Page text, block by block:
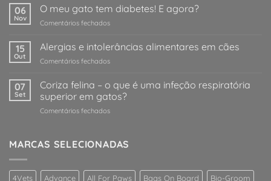
meu
/
comeu
O
que
06
Nov
O meu gato tem diabetes! E agora?
Comentários fechadosem
meu
tem
E
agora?
15
Out
Alergias e intolerâncias alimentares em cães
Comentários fechadosem
intolerâncias
alimentares
em
07
Set
Coriza felina – o que é uma infeção respiratória
superior em gatos?
Comentários fechadosem
–
é
MARCAS SELECIONADAS
4Vets Advance All For Paws Bags On Board
Bio-Groom